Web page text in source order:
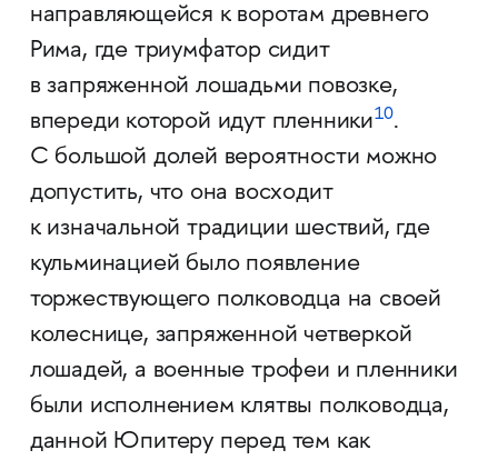
направляющейся к воротам древнего
Рима, где триумфатор сидит
в запряженной лошадьми повозке,
впереди которой идут пленники10.
С большой долей вероятности можно
допустить, что она восходит
к изначальной традиции шествий, где
кульминацией было появление
торжествующего полководца на своей
колеснице, запряженной четверкой
лошадей, а военные трофеи и пленники
были исполнением клятвы полководца,
данной Юпитеру перед тем как